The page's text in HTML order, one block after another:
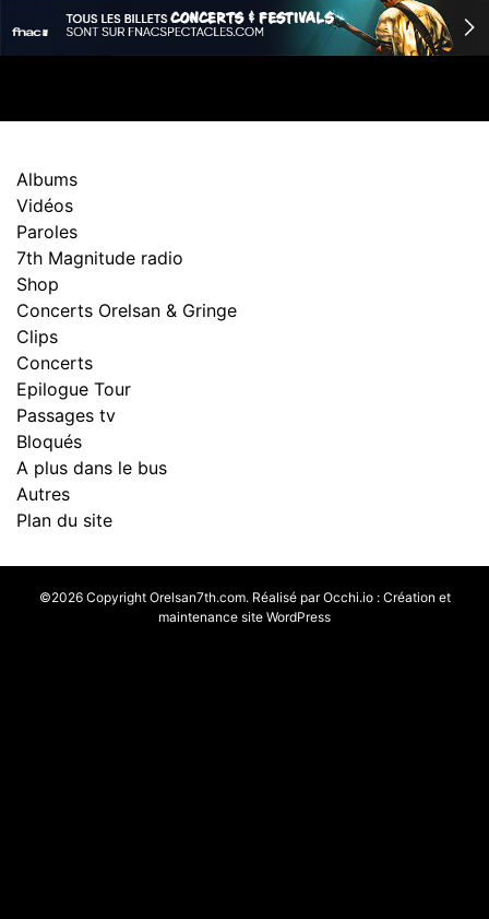
Albums
Vidéos
Paroles
7th Magnitude radio
Shop
Concerts Orelsan & Gringe
Clips
Concerts
Epilogue Tour
Passages tv
Bloqués
A plus dans le bus
Autres
Plan du site
©2026 Copyright Orelsan7th.com. Réalisé parOcchi.io: Création et
maintenance site WordPress